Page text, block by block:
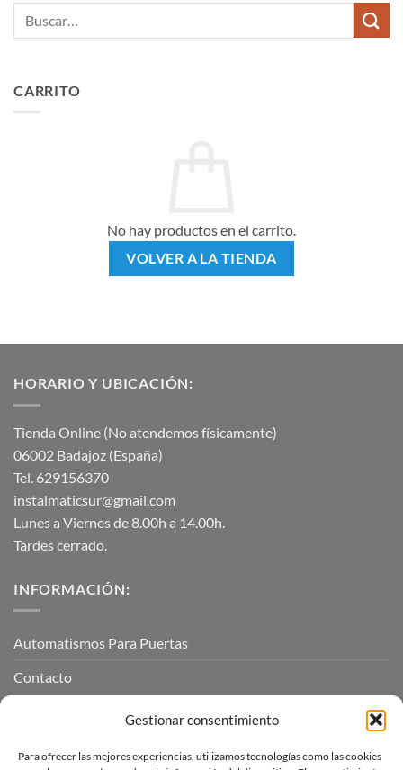
Gestionar consentimiento
Para ofrecer las mejores experiencias, utilizamos tecnologías como las cookies
CARRITO
No hay productos en el carrito.
VOLVER A LA TIENDA
HORARIO Y UBICACIÓN:
Tienda Online (No atendemos físicamente)
06002 Badajoz (España)
Tel. 629156370
instalmaticsur@gmail.com
Lunes a Viernes de 8.00h a 14.00h.
Tardes cerrado.
INFORMACIÓN:
Automatismos Para Puertas
Contacto
INFORMACIÓN LEGAL